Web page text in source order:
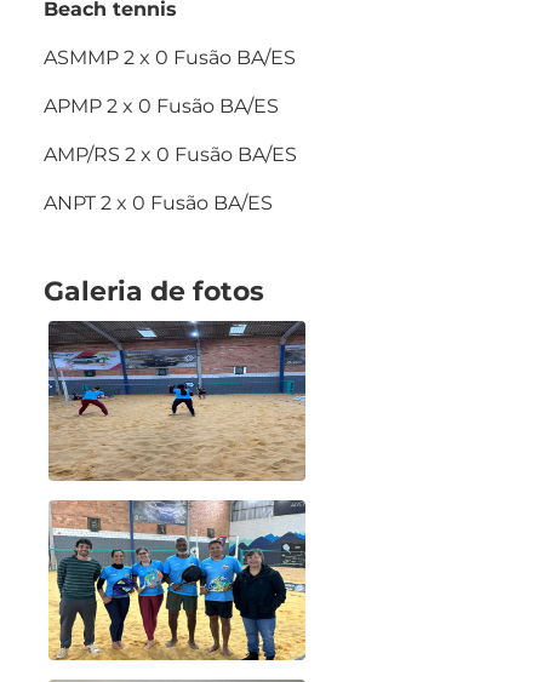
Beach tennis
ASMMP 2 x 0 Fusão BA/ES
APMP 2 x 0 Fusão BA/ES
AMP/RS 2 x 0 Fusão BA/ES
ANPT 2 x 0 Fusão BA/ES
Galeria de fotos